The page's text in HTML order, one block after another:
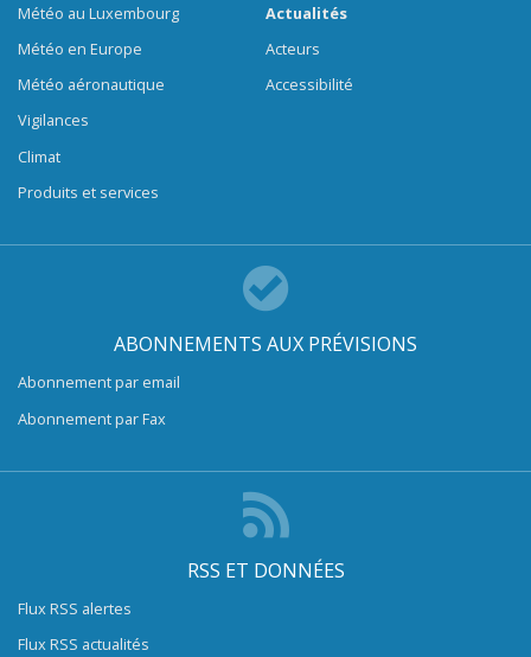
Météo au Luxembourg
Météo en Europe
Météo aéronautique
Vigilances
Climat
Produits et services
Actualités
Acteurs
Accessibilité
ABONNEMENTS AUX PRÉVISIONS
Abonnement par email
Abonnement par Fax
RSS ET DONNÉES
Flux RSS alertes
Flux RSS actualités